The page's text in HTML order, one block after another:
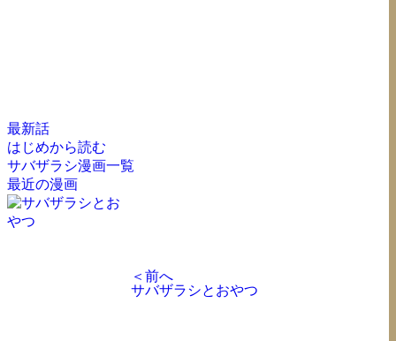
最新話
はじめから読む
サバザラシ漫画一覧
最近の漫画
＜前へ
サバザラシとおやつ